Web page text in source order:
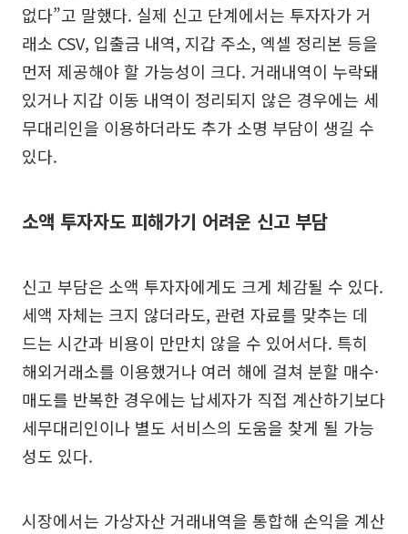
없다”고 말했다. 실제 신고 단계에서는 투자자가 거
래소 CSV, 입출금 내역, 지갑 주소, 엑셀 정리본 등을
먼저 제공해야 할 가능성이 크다. 거래내역이 누락돼
있거나 지갑 이동 내역이 정리되지 않은 경우에는 세
무대리인을 이용하더라도 추가 소명 부담이 생길 수
있다.
소액 투자자도 피해가기 어려운 신고 부담
신고 부담은 소액 투자자에게도 크게 체감될 수 있다.
세액 자체는 크지 않더라도, 관련 자료를 맞추는 데
드는 시간과 비용이 만만치 않을 수 있어서다. 특히
해외거래소를 이용했거나 여러 해에 걸쳐 분할 매수·
매도를 반복한 경우에는 납세자가 직접 계산하기보다
세무대리인이나 별도 서비스의 도움을 찾게 될 가능
성도 있다.
시장에서는 가상자산 거래내역을 통합해 손익을 계산